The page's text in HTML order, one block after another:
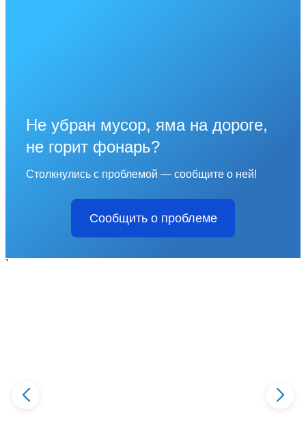
Не убран мусор, яма на дороге,
не горит фонарь?
Столкнулись с проблемой — сообщите о ней!
Сообщить о проблеме
`